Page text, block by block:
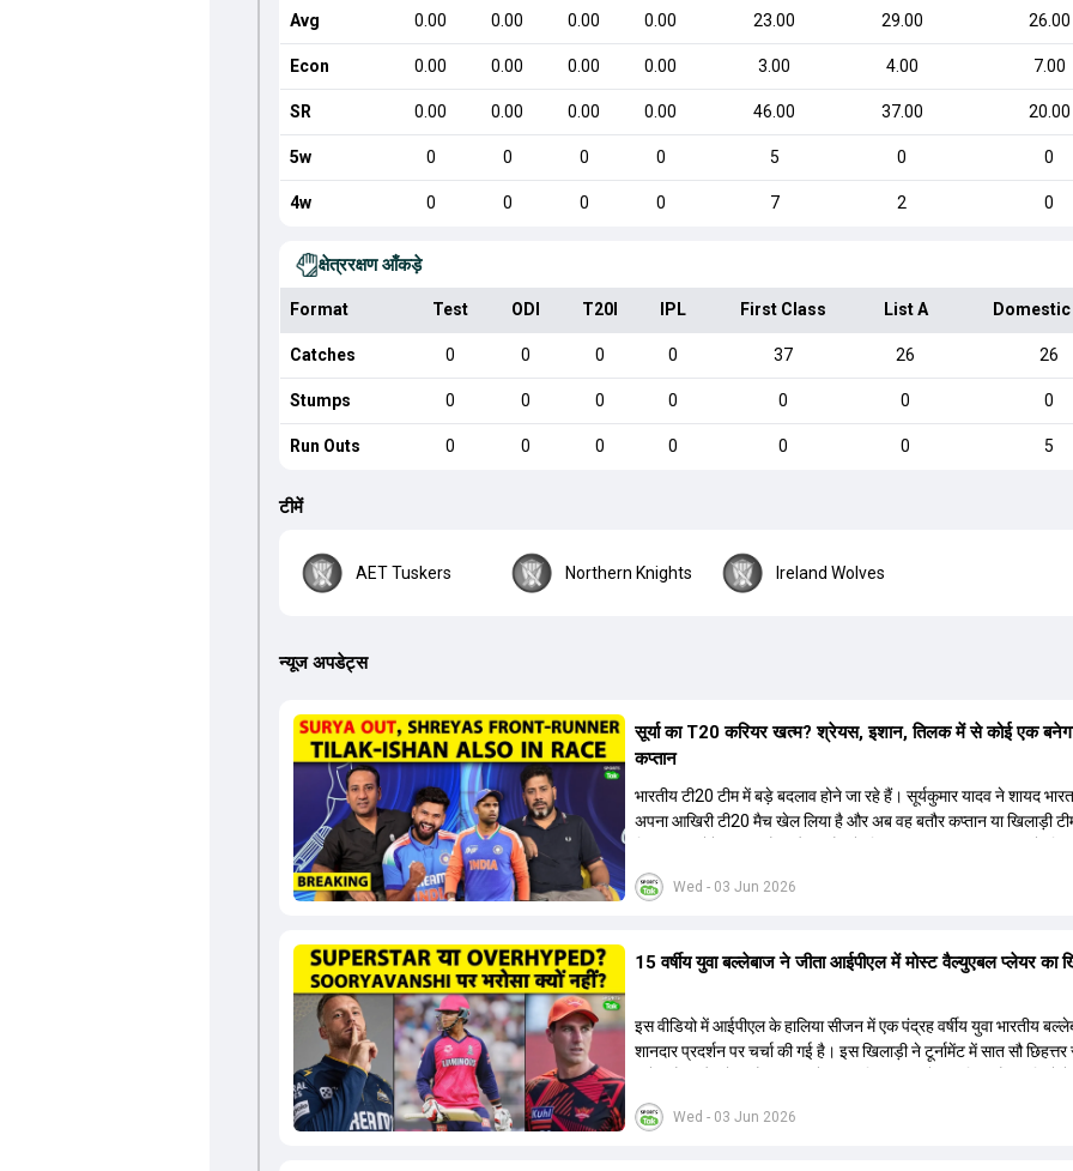
Avg 0.00 0.00 0.00 0.00 23.00 29.00 26.00
Econ 0.00 0.00 0.00 0.00 3.00 4.00 7.00
SR 0.00 0.00 0.00 0.00 46.00 37.00 20.00
5w 0 0 0 0 5 0 0
4w 0 0 0 0 7 2 0
क्षेत्ररक्षण आँकड़े
Format Test ODI T20I IPL First Class List A
Catches 0 0 0 0 37 26 26
Stumps 0 0 0 0 0 0 0
Run Outs 0 0 0 0 0 0 5
टीमें
AET Tuskers Northern Knights Ireland Wolves
न्यूज अपडेट्स
Wed - 03 Jun 2026
सूर्या का T20 करियर खत्म? श्रेयस, इशान, तिलक में से कोई एक
कप्तान
भारतीय टी20 टीम में बड़े बदलाव होने जा रहे हैं। सूर्यकुमार यादव ने शायद
अपना आखिरी टी20 मैच खेल लिया है और अब वह बतौर कप्तान या खिलाड़ी
की तलाश जारी है। इस रेस में श्रेयस अय्यर सबसे आगे चल रहे हैं। उनके
किशन और तिलक वर्मा भी कप्तानी के दावेदार हैं। अक्षर पटेल इस रेस में काफी
और संजू सैमसन पहली पसंद होंगे। इसके अलावा नीतीश रेड्डी को बतौर
आगामी टी20 वर्ल्ड कप और 2028 ओलंपिक के लिए लंबी अवधि का विजन
हैं।
Wed - 03 Jun 2026
15 वर्षीय युवा बल्लेबाज ने जीता आईपीएल में मोस्ट वैल्युएबल प्लेयर का
इस वीडियो में आईपीएल के हालिया सीजन में एक पंद्रह वर्षीय युवा भारतीय
शानदार प्रदर्शन पर चर्चा की गई है। इस खिलाड़ी ने टूर्नामेंट में सात सौ
गया है कि ऑस्ट्रेलियाई टीम के वर्तमान कप्तान और इंग्लैंड टीम के पूर्व कप्तान
खिलाड़ी के खेल की सराहना की है। ऑस्ट्रेलियाई कप्तान के अनुसार, शुरुआत